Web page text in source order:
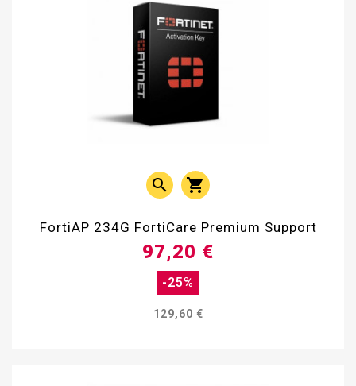
 
FortiAP 234G FortiCare Premium Support
129,60 €
-25%
97,20 €